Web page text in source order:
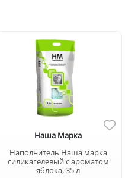
Наша Марка
Наполнитель Наша марка
силикагелевый с ароматом
яблока, 35 л